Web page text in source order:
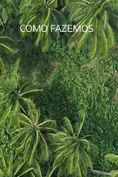
COMO FAZEMOS